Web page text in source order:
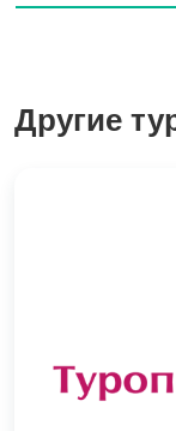
Другие